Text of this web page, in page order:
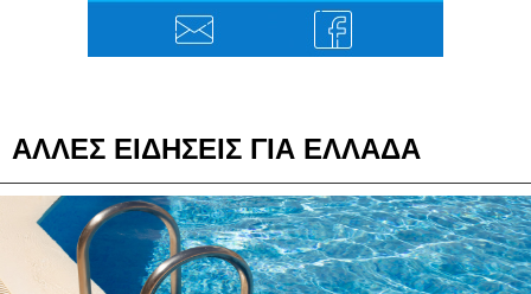
ΑΛΛΕΣ ΕΙΔΗΣΕΙΣ ΓΙΑ ΕΛΛΑΔΑ